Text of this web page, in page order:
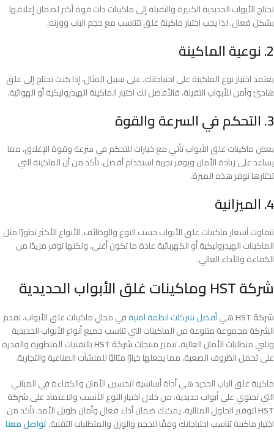
تحتاج الأبواب الحديدية الكبيرة والثقيلة إلى ماكينات ذات قوة أكبر لضمان إغلاقها
بشكل فعال. لذا يجب اختيار ماكينة غلق تتناسب مع حجم الباب ووزنه.
2. نوعية الماكينة
يعتمد اختيار نوع الماكينة على احتياجاتك. على سبيل المثال، إذا كنت تحتاج إلى غلق
هادئ وآمن للأبواب الثقيلة، فالأفضل لك اختيار الماكينة الهيدروليكية أو الهوائية.
3. التحكم في السرعة والقوة
بعض ماكينات غلق الأبواب تأتي مع خيارات للتحكم في سرعة وقوة الإغلاق، مما
يساعد على زيادة الأمان ويوفر تجربة استخدام أفضل. تأكد من أن الماكينة التي
تختارها توفر هذه الميزة.
4. الميزانية
تتفاوت أسعار ماكينات غلق الأبواب حسب النوع والوظائف. الأنواع الأكثر تطورًا مثل
الماكينات الهيدروليكية أو الكهربائية عادة ما تكون أغلى، ولكنها توفر مزيدًا من
الكفاءة والأداء العالي.
شركة HST وماكينات غلق الأبواب الحديدية
شركة HST هيأفضل شركات انظمة امنيةفي مجال ماكينات غلق الأبواب. تقدم
الشركة مجموعة متنوعة من الماكينات التي تناسب جميع أنواع الأبواب الحديدية
وتلبي متطلبات الأمان العالية. تتميز منتجاتشركة HST
بالتقنيات المتطورة والقدرة
على تحمل الظروف الصعبة، مما يجعلها خيارًا مثاليًا للمنشآت الصناعية والتجارية.
ماكينة غلق الباب الحديد هي أداة أساسية لتحسين الأمان والكفاءة في المباني
التي تحتوي على أبواب حديدية. من خلال اختيار النوع الأنسب والاعتماد علىشركة
HSTلتوفير الحلول المثالية، يمكنك ضمان أداء فعال وأمان طويل الأمد. تأكد من
اختيار ماكينة تناسب احتياجاتك وفقًا للحجم والوزن والمتطلبات التقنية.تواصل معنا